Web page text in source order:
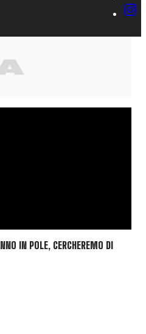
IN POLE, CERCHEREMO DI